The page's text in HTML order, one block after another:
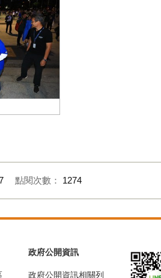
點閱次數： 1274
政府公開資訊
政府公開資訊相關列